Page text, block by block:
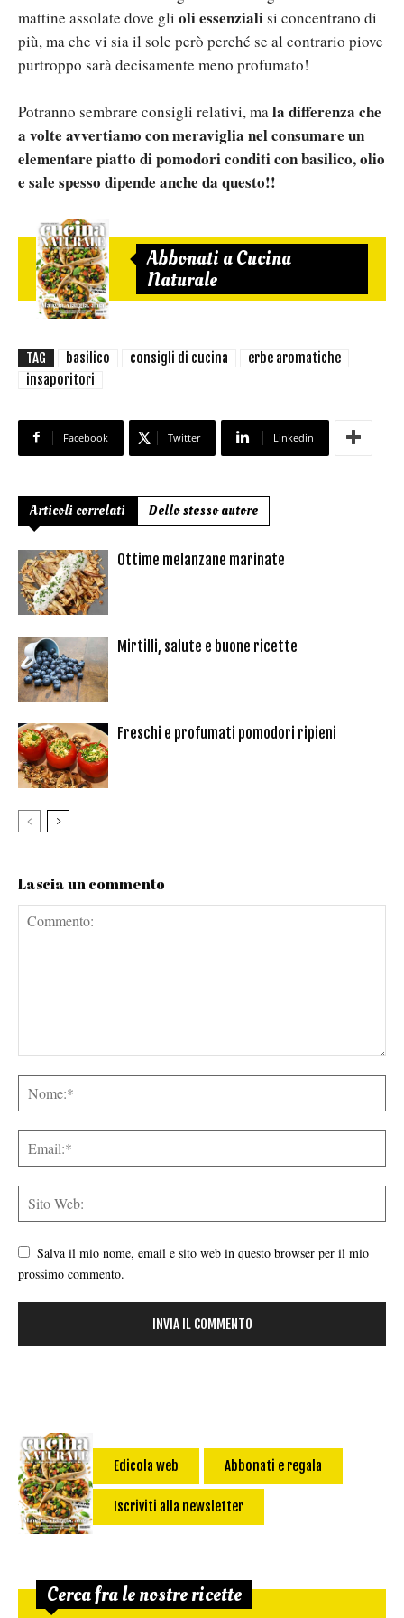
mattine assolate dove gli oli essenzialisi concentrano di
più, ma che vi sia il sole però perché se al contrario piove
purtroppo sarà decisamente meno profumato!
Potranno sembrare consigli relativi, mala differenza che
a volte avvertiamo con meraviglia nel consumare un
elementare piatto di pomodori conditi con basilico, olio
e sale spesso dipende anche da questo!!
Abbonati a Cucina
Naturale
TAG basilico consigli di cucina
erbe aromatiche
insaporitori
Facebook Twitter Linkedin
Articoli correlati Dello stesso autore
Ottime melanzane marinate
Mirtilli, salute e buone ricette
Freschi e profumati pomodori ripieni
Lascia un commento
Salva il mio nome, email e sito web in questo browser per il mio
prossimo commento.
Edicola web Abbonati e regala
Iscriviti alla newsletter
Cerca fra le nostre ricette